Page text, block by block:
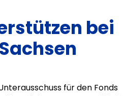
bei
für den Fonds